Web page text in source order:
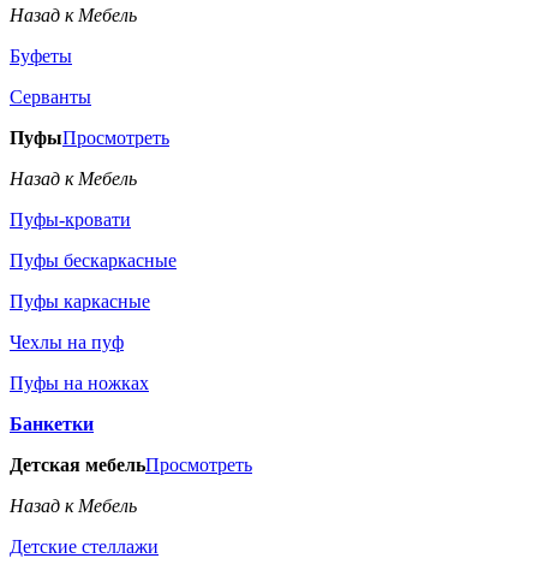
Назад к Мебель
Буфеты
Серванты
ПуфыПросмотреть
Назад к Мебель
Пуфы-кровати
Пуфы бескаркасные
Пуфы каркасные
Чехлы на пуф
Пуфы на ножках
Банкетки
Детская мебельПросмотреть
Назад к Мебель
Детские стеллажи